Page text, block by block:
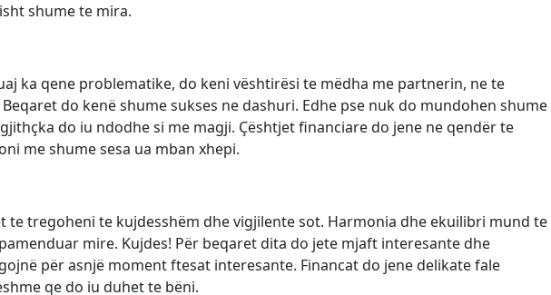
shume te mira.
ka qene problematike, do keni vështirësi te mëdha me partnerin, ne te
do kenë shume sukses ne dashuri. Edhe pse nuk do mundohen shume
do iu ndodhe si me magji. Çështjet financiare do jene ne qendër te
me shume sesa ua mban xhepi.
te tregoheni te kujdesshëm dhe vigjilente sot. Harmonia dhe ekuilibri mund te
mire. Kujdes! Për beqaret dita do jete mjaft interesante dhe
për asnjë moment ftesat interesante. Financat do jene delikate fale
qe do iu duhet te bëni.